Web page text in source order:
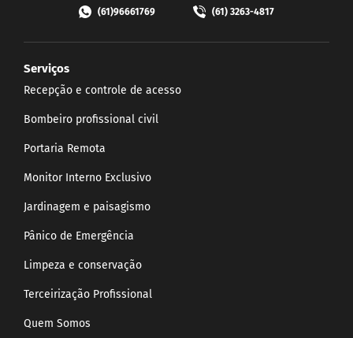
(61)96661769 (61) 3263-4817
Serviços
Recepção e controle de acesso
Bombeiro profissional civil
Portaria Remota
Monitor Interno Exclusivo
Jardinagem e paisagismo
Pânico de Emergência
Limpeza e conservação
Terceirização Profissional
Quem Somos